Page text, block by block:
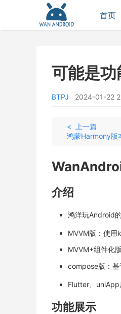
首页
可能是
BTPJ 2024-01-22
< 上一篇
鸿蒙Harmony版
介绍
鸿洋玩Android
MVVM版：使
MVVM+组件化
compose版：
Flutter、uniApp
功能展示